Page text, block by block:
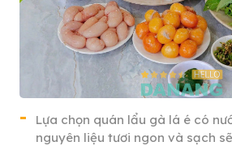
Lựa chọn quán lẩu gà lá é có
nguyên liệu tươi ngon và sạch sẽ